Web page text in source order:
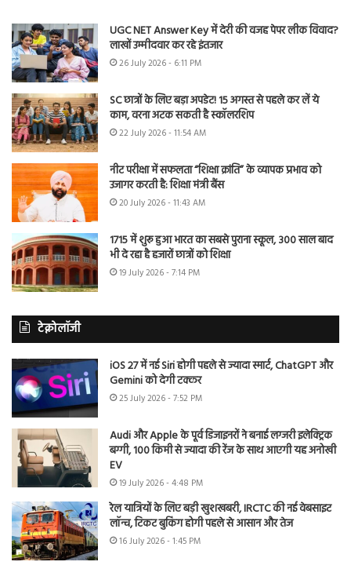
UGC NET Answer Key में देरी की वजह पेपर लीक विवाद?
लाखों उम्मीदवार कर रहे इंतजार
26 July 2026 - 6:11 PM
SC छात्रों के लिए बड़ा अपडेट! 15 अगस्त से पहले कर लें ये
काम, वरना अटक सकती है स्कॉलरशिप
22 July 2026 - 11:54 AM
नीट परीक्षा में सफलता “शिक्षा क्रांति” के व्यापक प्रभाव को
उजागर करती है: शिक्षा मंत्री बैंस
20 July 2026 - 11:43 AM
1715 में शुरू हुआ भारत का सबसे पुराना स्कूल, 300 साल बाद
भी दे रहा है हजारों छात्रों को शिक्षा
19 July 2026 - 7:14 PM
टेक्नोलॉजी
iOS 27 में नई Siri होगी पहले से ज्यादा स्मार्ट, ChatGPT और
Gemini को देगी टक्कर
25 July 2026 - 7:52 PM
Audi और Apple के पूर्व डिजाइनरों ने बनाई लग्जरी इलेक्ट्रिक
बग्गी, 100 किमी से ज्यादा की रेंज के साथ आएगी यह अनोखी
EV
19 July 2026 - 4:48 PM
रेल यात्रियों के लिए बड़ी खुशखबरी, IRCTC की नई वेबसाइट
लॉन्च, टिकट बुकिंग होगी पहले से आसान और तेज
16 July 2026 - 1:45 PM